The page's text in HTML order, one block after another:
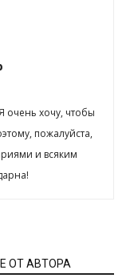
очень хочу, чтобы
пожалуйста,
и всяким
ОТ АВТОРА